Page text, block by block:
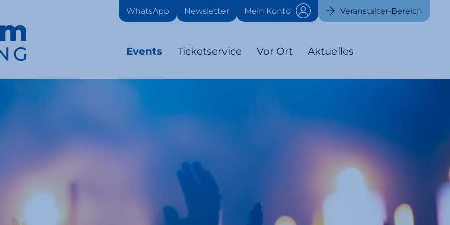
WhatsApp Newsletter Mein Konto Veranstalter-Bereich
Events Ticketservice Vor Ort Aktuelles